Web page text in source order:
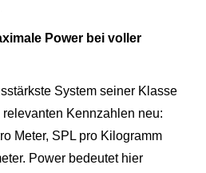
Power bei voller
System seiner Klasse
Kennzahlen neu:
Meter, SPL pro Kilogramm
Power bedeutet hier